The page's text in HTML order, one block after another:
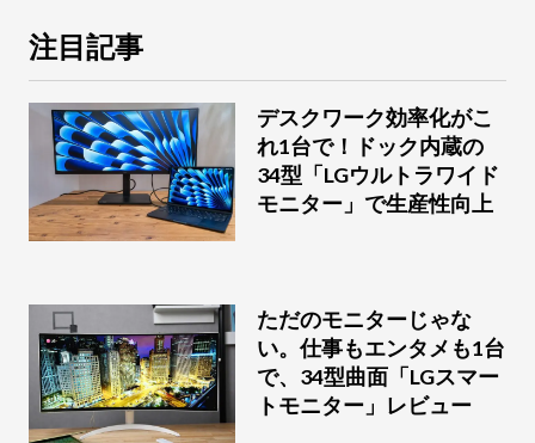
注目記事
デスクワーク効率化がこ
れ1台で！ドック内蔵の
34型「LGウルトラワイド
モニター」で生産性向上
ただのモニターじゃな
い。仕事もエンタメも1台
で、34型曲面「LGスマー
トモニター」レビュー